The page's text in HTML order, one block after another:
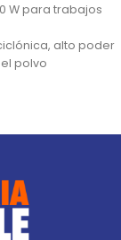
W para trabajos
alto poder
polvo